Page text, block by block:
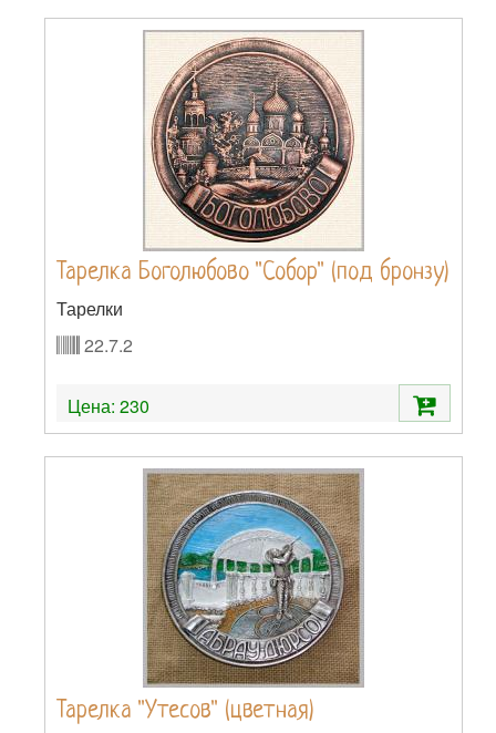
Тарелка Боголюбово "Собор" (под бронзу)
Тарелки
22.7.2
Цена: 230
Тарелка "Утесов" (цветная)